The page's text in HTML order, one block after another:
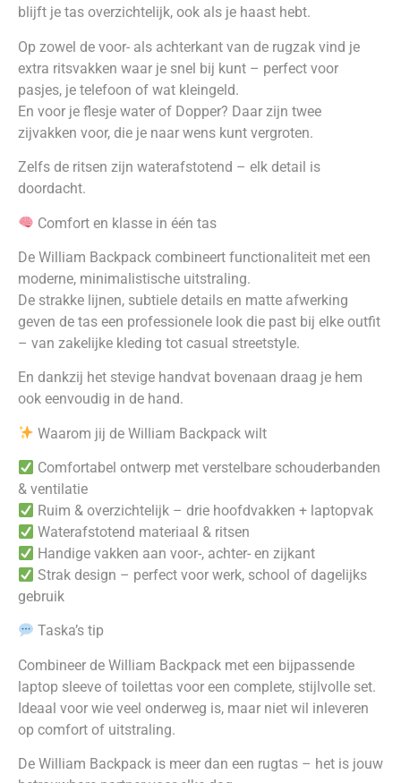
blijft je tas overzichtelijk, ook als je haast hebt.
Op zowel de voor- als achterkant van de rugzak vind je
extra ritsvakken waar je snel bij kunt – perfect voor
pasjes, je telefoon of wat kleingeld.
En voor je flesje water of Dopper? Daar zijn twee
zijvakken voor, die je naar wens kunt vergroten.
Zelfs de ritsen zijn waterafstotend – elk detail is
doordacht.
Comfort en klasse in één tas
De William Backpack combineert functionaliteit met een
moderne, minimalistische uitstraling.
De strakke lijnen, subtiele details en matte afwerking
geven de tas een professionele look die past bij elke outfit
– van zakelijke kleding tot casual streetstyle.
En dankzij het stevige handvat bovenaan draag je hem
ook eenvoudig in de hand.
Waarom jij de William Backpack wilt
Comfortabel ontwerp met verstelbare schouderbanden
& ventilatie
Ruim & overzichtelijk – drie hoofdvakken + laptopvak
Waterafstotend materiaal & ritsen
Handige vakken aan voor-, achter- en zijkant
Strak design – perfect voor werk, school of dagelijks
gebruik
Taska’s tip
Combineer de William Backpack met een bijpassende
laptop sleeve of toilettas voor een complete, stijlvolle set.
Ideaal voor wie veel onderweg is, maar niet wil inleveren
op comfort of uitstraling.
De William Backpack is meer dan een rugtas – het is jouw